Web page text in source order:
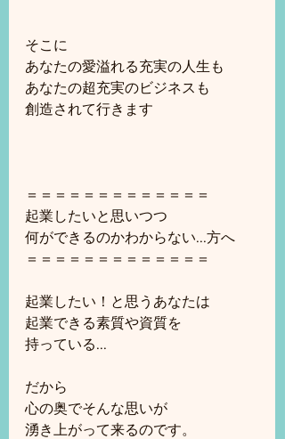
そこに
あなたの愛溢れる充実の人生も
あなたの超充実のビジネスも
創造されて行きます
＝＝＝＝＝＝＝＝＝＝＝＝＝
起業したいと思いつつ
何ができるのかわからない...方へ
＝＝＝＝＝＝＝＝＝＝＝＝＝
起業したい！と思うあなたは
起業できる素質や資質を
持っている...
だから
心の奥でそんな思いが
湧き上がって来るのです。